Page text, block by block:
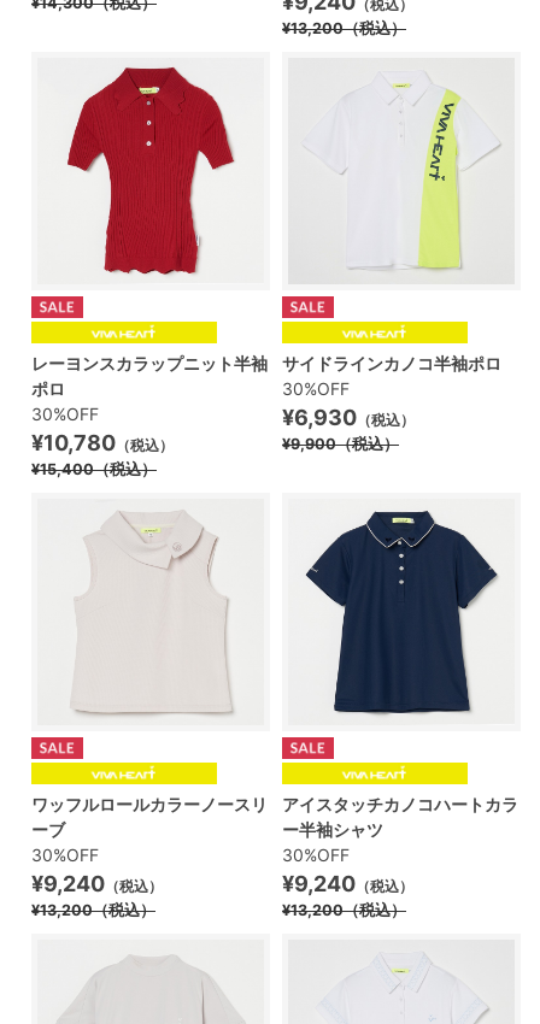
（税込）
¥13,200（税込）
レーヨンスカラップニット半袖
ポロ
30%OFF
¥10,780 （税込）
¥15,400（税込）
サイドラインカノコ半袖ポロ
30%OFF
¥6,930 （税込）
¥9,900（税込）
ワッフルロールカラーノースリ
ーブ
30%OFF
¥9,240 （税込）
¥13,200（税込）
アイスタッチカノコハートカラ
ー半袖シャツ
30%OFF
¥9,240 （税込）
¥13,200（税込）